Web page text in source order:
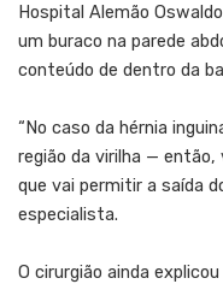
Hospital Alemão
um buraco na parede
conteúdo de dentro da
“No caso da hérnia
região da virilha — então,
que vai permitir a saída
especialista.
O cirurgião ainda